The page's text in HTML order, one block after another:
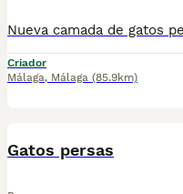
Criador
Málaga, Málaga (85.9km)
Gatos persas